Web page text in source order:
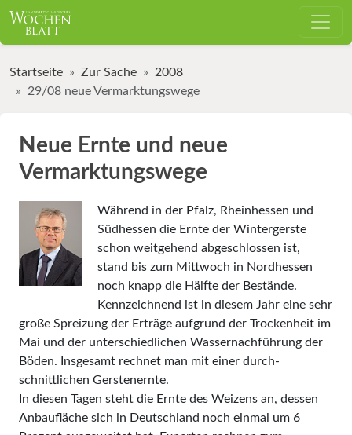
Startseite Zur Sache
2008
29/08 neue Vermarktungswege
Neue Ernte und neue
Vermarktungswege
Während in der Pfalz, Rhein­hessen und
Südhessen die Ernte der Wintergerste
schon weitgehend abgeschlossen ist,
stand bis zum Mittwoch in Nordhessen
noch knapp die Hälfte der Bestände.
Kennzeichnend ist in diesem Jahr eine sehr
große Spreizung der Erträge aufgrund der Trockenheit im
Mai und der unterschiedlichen Wassernachführung der
Böden. Insgesamt rechnet man mit einer durch­
schnittlichen Gerstenernte.
In diesen Tagen steht die Ernte des Weizens an, dessen
Anbaufläche sich in Deutschland noch einmal um 6